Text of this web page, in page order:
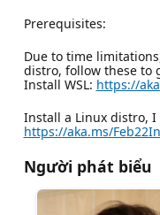
Prerequisites:
Due to time
distro, follow these to
Install WSL: https://
Install a Linux distro, I
https://aka.ms/
Người phát biểu